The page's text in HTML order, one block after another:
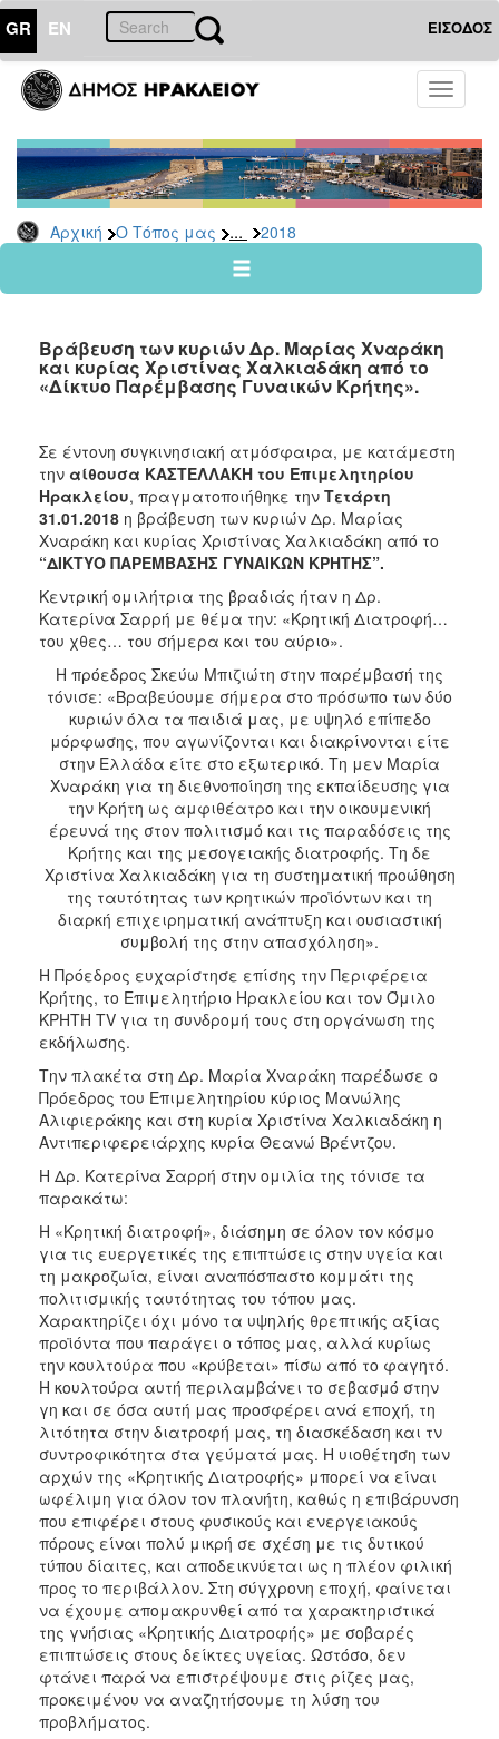
GR EN ΕΙΣΟΔΟΣ
Toggle
Αρχική Ο Τόπος μας ... 2018
ΤΟΠΟΣ
ΜΑΣ
Ανακοινώσεις
Αρχείο
2026
2024
2022
2021
2019
2018
2017
2016
2015
2012
ΔΗΜΟΣ
ΠΟΛΙΤΙΣΜΟΣ
ΑΝΘΕΚΤΙΚΗ
Βράβευση των κυριών Δρ. Μαρίας Χναράκη
και κυρίας Χριστίνας Χαλκιαδάκη από το
«Δίκτυο Παρέμβασης Γυναικών Κρήτης».
Σε έντονη συγκινησιακή ατμόσφαιρα, με κατάμεστη
την αίθουσα ΚΑΣΤΕΛΛΑΚΗ του Επιμελητηρίου
Ηρακλείου, πραγματοποιήθηκε την Τετάρτη
31.01.2018 η βράβευση των κυριών Δρ. Μαρίας
Χναράκη και κυρίας Χριστίνας Χαλκιαδάκη από το
“ΔΙΚΤΥΟ ΠΑΡΕΜΒΑΣΗΣ ΓΥΝΑΙΚΩΝ ΚΡΗΤΗΣ”.
Κεντρική ομιλήτρια της βραδιάς ήταν η Δρ.
Κατερίνα Σαρρή με θέμα την: «Κρητική Διατροφή…
του χθες… του σήμερα και του αύριο».
Η πρόεδρος Σκεύω Μπιζιώτη στην παρέμβασή της
τόνισε: «Βραβεύουμε σήμερα στο πρόσωπο των δύο
κυριών όλα τα παιδιά μας, με υψηλό επίπεδο
μόρφωσης, που αγωνίζονται και διακρίνονται είτε
στην Ελλάδα είτε στο εξωτερικό. Τη μεν Μαρία
Χναράκη για τη διεθνοποίηση της εκπαίδευσης για
την Κρήτη ως αμφιθέατρο και την οικουμενική
έρευνά της στον πολιτισμό και τις παραδόσεις της
Κρήτης και της μεσογειακής διατροφής. Τη δε
Χριστίνα Χαλκιαδάκη για τη συστηματική προώθηση
της ταυτότητας των κρητικών προϊόντων και τη
διαρκή επιχειρηματική ανάπτυξη και ουσιαστική
συμβολή της στην απασχόληση».
Η Πρόεδρος ευχαρίστησε επίσης την Περιφέρεια
Κρήτης, το Επιμελητήριο Ηρακλείου και τον Όμιλο
ΚΡΗΤΗ TV για τη συνδρομή τους στη οργάνωση της
εκδήλωσης.
Την πλακέτα στη Δρ. Μαρία Χναράκη παρέδωσε ο
Πρόεδρος του Επιμελητηρίου κύριος Μανώλης
Αλιφιεράκης και στη κυρία Χριστίνα Χαλκιαδάκη η
Αντιπεριφερειάρχης κυρία Θεανώ Βρέντζου.
Η Δρ. Κατερίνα Σαρρή στην ομιλία της τόνισε τα
παρακάτω:
Η «Κρητική διατροφή», διάσημη σε όλον τον κόσμο
για τις ευεργετικές της επιπτώσεις στην υγεία και
τη μακροζωία, είναι αναπόσπαστο κομμάτι της
πολιτισμικής ταυτότητας του τόπου μας.
Χαρακτηρίζει όχι μόνο τα υψηλής θρεπτικής αξίας
προϊόντα που παράγει ο τόπος μας, αλλά κυρίως
την κουλτούρα που «κρύβεται» πίσω από το φαγητό.
Η κουλτούρα αυτή περιλαμβάνει το σεβασμό στην
γη και σε όσα αυτή μας προσφέρει ανά εποχή, τη
λιτότητα στην διατροφή μας, τη διασκέδαση και τν
συντροφικότητα στα γεύματά μας. Η υιοθέτηση των
αρχών της «Κρητικής Διατροφής» μπορεί να είναι
ωφέλιμη για όλον τον πλανήτη, καθώς η επιβάρυνση
που επιφέρει στους φυσικούς και ενεργειακούς
πόρους είναι πολύ μικρή σε σχέση με τις δυτικού
τύπου δίαιτες, και αποδεικνύεται ως η πλέον φιλική
προς το περιβάλλον. Στη σύγχρονη εποχή, φαίνεται
να έχουμε απομακρυνθεί από τα χαρακτηριστικά
της γνήσιας «Κρητικής Διατροφής» με σοβαρές
επιπτώσεις στους δείκτες υγείας. Ωστόσο, δεν
φτάνει παρά να επιστρέψουμε στις ρίζες μας,
προκειμένου να αναζητήσουμε τη λύση του
προβλήματος.